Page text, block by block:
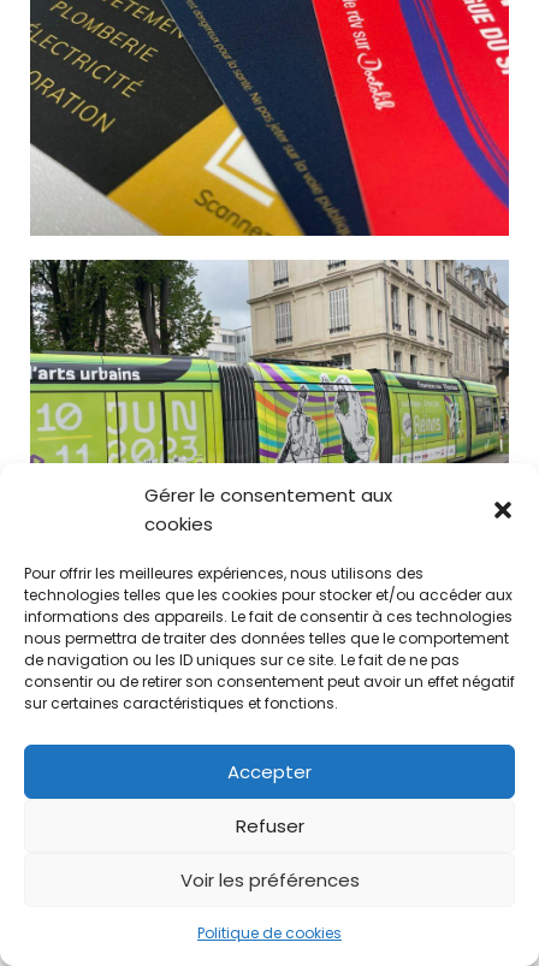
Gérer le consentement aux
cookies
Pour offrir les meilleures expériences, nous utilisons des
technologies telles que les cookies pour stocker et/ou accéder aux
informations des appareils. Le fait de consentir à ces technologies
nous permettra de traiter des données telles que le comportement
de navigation ou les ID uniques sur ce site. Le fait de ne pas
consentir ou de retirer son consentement peut avoir un effet négatif
sur certaines caractéristiques et fonctions.
Accepter
Refuser
Voir les préférences
Politique de cookies